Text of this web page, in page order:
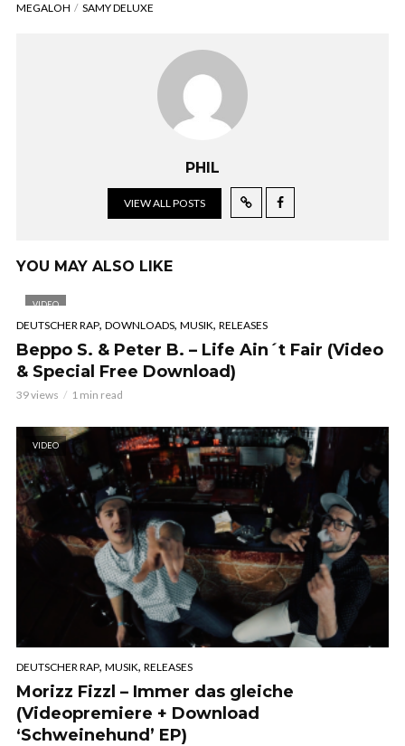
MEGALOH SAMY DELUXE
PHIL
VIEW ALL POSTS
YOU MAY ALSO LIKE
VIDEO
DEUTSCHER RAP, DOWNLOADS, MUSIK, RELEASES
Beppo S. & Peter B. – Life Ain´t Fair (Video
& Special Free Download)
39 views 1 min read
VIDEO
DEUTSCHER RAP, MUSIK, RELEASES
Morizz Fizzl – Immer das gleiche
(Videopremiere + Download
‘Schweinehund’ EP)